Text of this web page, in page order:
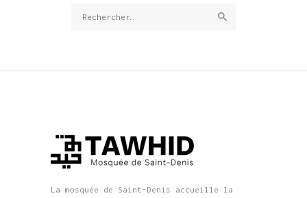
La mosquée de Saint-Denis accueille la